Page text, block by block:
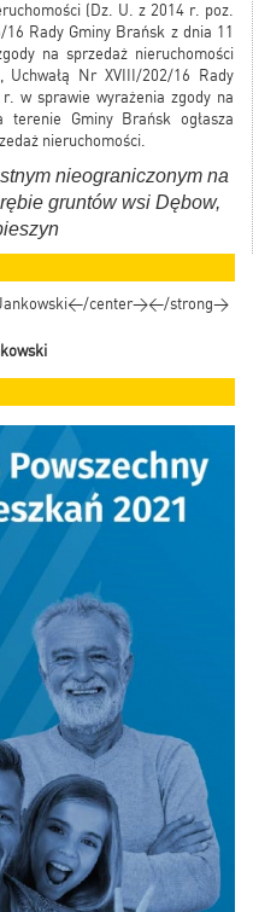
(Dz. U. z 2014 r. poz.
Rady Gminy Brańsk z dnia 11
na sprzedaż nieruchomości
Uchwałą Nr XVIII/202/16 Rady
w sprawie wyrażenia zgody na
terenie Gminy Brańsk ogłasza
nieruchomości.
nieograniczonym na
gruntów wsi Dębow,